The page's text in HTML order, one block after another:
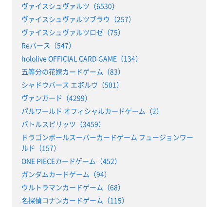
ヴァイスシュヴァルツ（6530）
ヴァイスシュヴァルツブラウ（257）
ヴァイスシュヴァルツロゼ（75）
Reバース（547）
hololive OFFICIAL CARD GAME（134）
五等分の花嫁カードゲーム（83）
シャドウバース エボルヴ（501）
ヴァンガード（4299）
パルワールド オフィシャルカードゲーム（2）
バトルスピリッツ（3459）
ドラゴンボールスーパーカードゲーム フュージョンワー
ルド（157）
ONE PIECEカードゲーム（452）
ガンダムカードゲーム（94）
ウルトラマンカードゲーム（68）
名探偵コナンカードゲーム（115）